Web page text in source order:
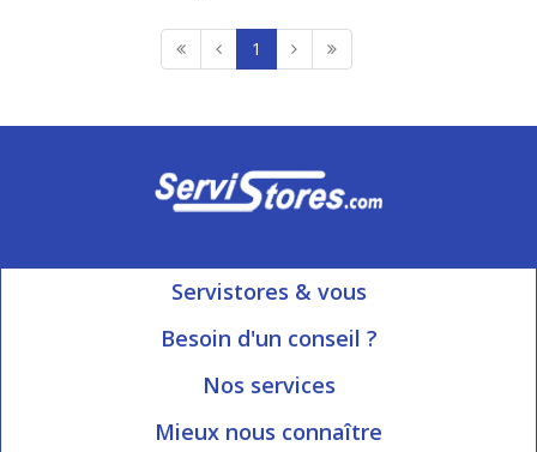
1
Servistores & vous
Mon compte
Besoin d'un conseil ?
Ouvert du Lundi au Vendredi
Nos services
Informations livraison
Mieux nous connaître